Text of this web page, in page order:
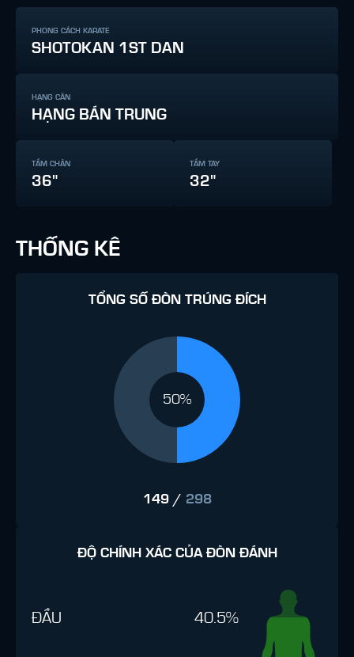
PHONG CÁCH KARATE
SHOTOKAN 1ST DAN
HẠNG CÂN
HẠNG BÁN TRUNG
TẦM CHÂN
36"
TẦM TAY
32"
THỐNG KÊ
TỔNG SỐ ĐÒN TRÚNG ĐÍCH
50%
149/ 298
ĐỘ CHÍNH XÁC CỦA ĐÒN ĐÁNH
ĐẦU 40.5%